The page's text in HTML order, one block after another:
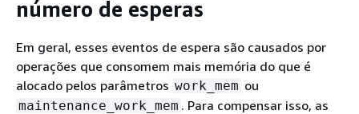
número de esperas
Em geral, esses eventos de espera são causados por
operações que consomem mais memória do que é
alocado pelos parâmetros work_mem ou
maintenance_work_mem . Para compensar isso, as